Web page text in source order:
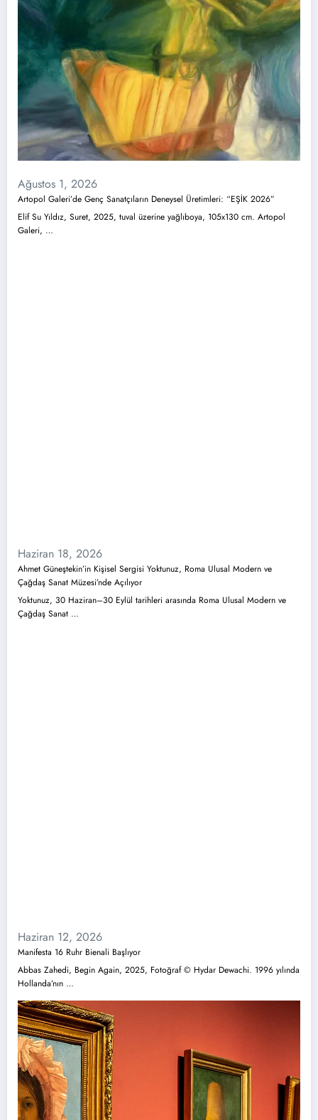
Ağustos 1, 2026
Artopol Galeri’de Genç Sanatçıların Deneysel Üretimleri: “EŞİK 2026”
Elif Su Yıldız, Suret, 2025, tuval üzerine yağlıboya, 105x130 cm. Artopol
Galeri, …
Haziran 18, 2026
Ahmet Güneştekin’in Kişisel Sergisi Yoktunuz, Roma Ulusal Modern ve
Çağdaş Sanat Müzesi’nde Açılıyor
Yoktunuz, 30 Haziran–30 Eylül tarihleri arasında Roma Ulusal Modern ve
Çağdaş Sanat …
Haziran 12, 2026
Manifesta 16 Ruhr Bienali Başlıyor
Abbas Zahedi, Begin Again, 2025, Fotoğraf © Hydar Dewachi. 1996 yılında
Hollanda’nın …